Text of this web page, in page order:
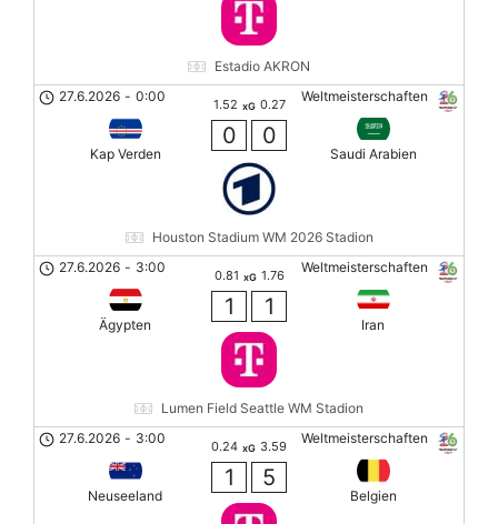
Estadio AKRON
Weltmeisterschaften
27.6.2026 - 0:00
Kap Verden
1.52 xG 0.27
0 0
Saudi Arabien
Houston Stadium WM 2026 Stadion
Weltmeisterschaften
27.6.2026 - 3:00
Ägypten
0.81 xG 1.76
1 1
Iran
Lumen Field Seattle WM Stadion
Weltmeisterschaften
27.6.2026 - 3:00
Neuseeland
0.24 xG 3.59
1 5
Belgien